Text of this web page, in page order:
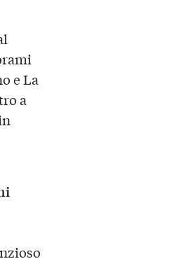
e La
a